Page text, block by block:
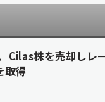
Cilas株を売却しレ
取得